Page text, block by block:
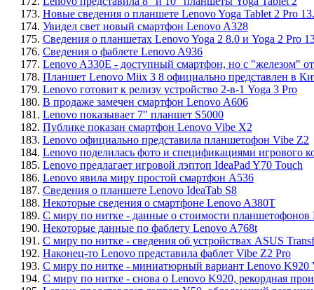
173. Новые сведения о планшете Lenovo Yoga Tablet 2 Pro
174. Увидел свет новый смартфон Lenovo A328
175. Сведения о планшетах Lenovo Yoga 2 8.0 и Yoga 2 Pro
176. Сведения о фаблете Lenovo A936
177. Lenovo A330E - доступный смартфон, но с "железом"
178. Планшет Lenovo Miix 3 8 официально представлен в
179. Lenovo готовит к релизу устройство 2-в-1 Yoga 3 Pro
180. В продаже замечен смартфон Lenovo A606
181. Lenovo показывает 7" планшет S5000
182. Публике показан смартфон Lenovo Vibe X2
183. Lenovo официально представила планшетофон Vibe Z2
184. Lenovo поделилась фото и спецификациями игрового
185. Lenovo предлагает игровой лэптоп IdeaPad Y70 Touch
186. Lenovo явила миру простой смартфон A536
187. Сведения о планшете Lenovo IdeaTab S8
188. Некоторые сведения о смартфоне Lenovo A380T
189. С миру по нитке - данные о стоимости планшетофонов
190. Некоторые данные по фаблету Lenovo A768t
191. С миру по нитке - сведения об устройствах ASUS
192. Наконец-то Lenovo представила фаблет Vibe Z2 Pro
193. С миру по нитке - миниатюрный вариант Lenovo K920
194. С миру по нитке - снова о Lenovo K920, рекордная